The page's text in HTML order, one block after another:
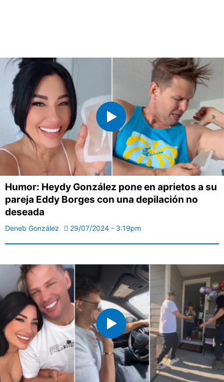
Humor: Heydy González pone en aprietos a su
pareja Eddy Borges con una depilación no
deseada
Deneb González 29/07/2024 - 3:19pm